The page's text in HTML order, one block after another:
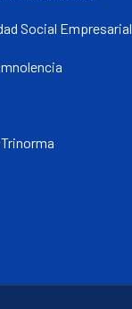
Social Empresarial